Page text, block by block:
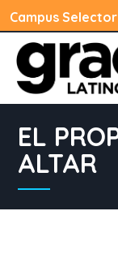
Campus Selector
EL
ALTAR